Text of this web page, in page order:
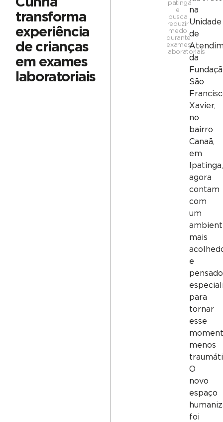
transforma
experiência
de crianças
em exames
laboratoriais
Ipatinga
e
busca
reduzir
medo
durante
exames
laboratoriais
na
Unidade
de
da
São
Xavier,
no
bairro
Canaã,
em
Ipatinga,
agora
contam
com
um
mais
e
pensado
para
tornar
esse
menos
O
novo
espaço
foi